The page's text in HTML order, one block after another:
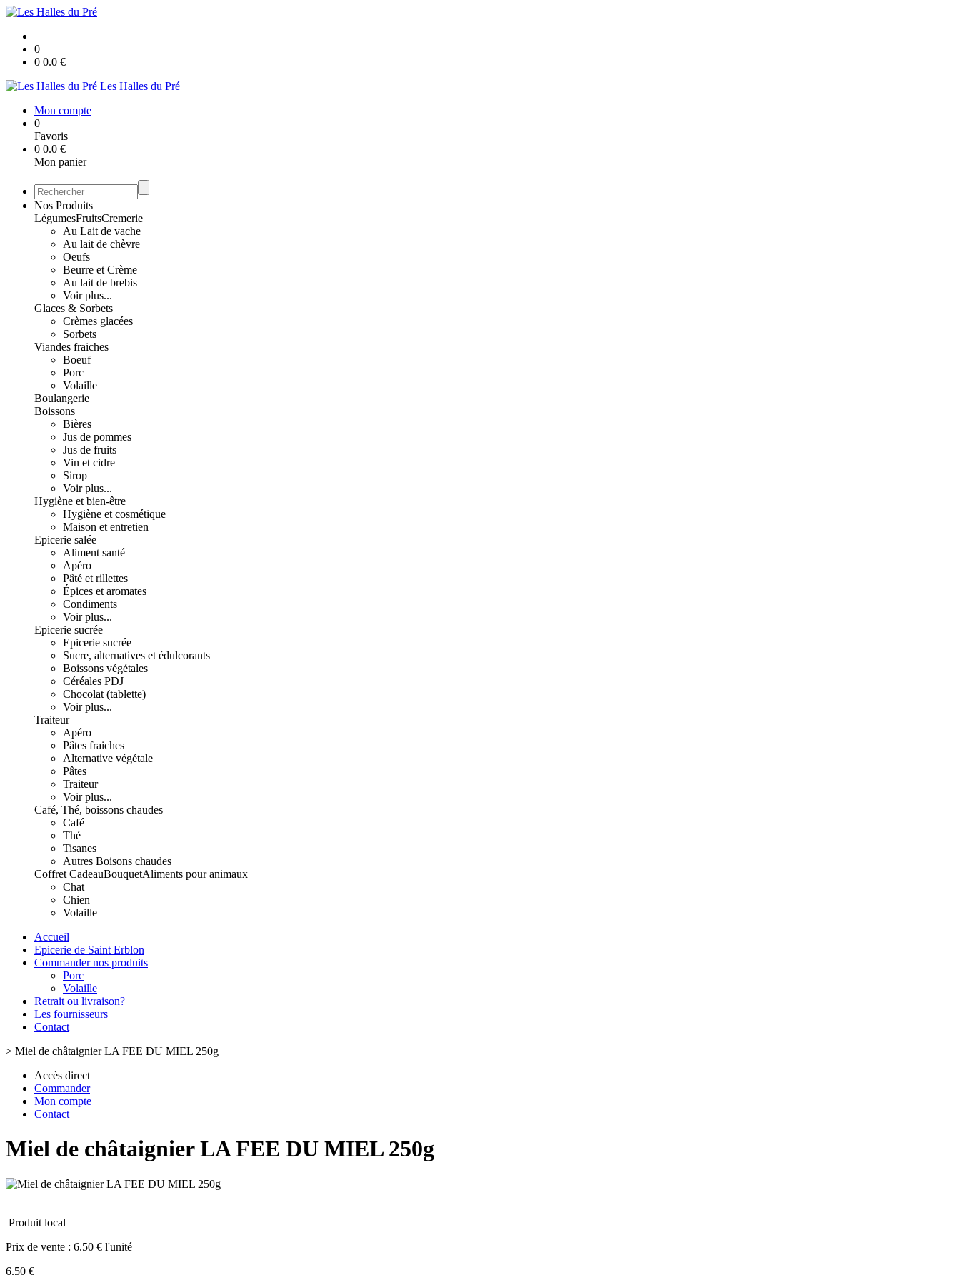
0
0 0.0 €
Les Halles du Pré
Mon compte
0
Favoris
0 0.0 €
Mon panier
Nos Produits
LégumesFruitsCremerie
Au Lait de vache
Au lait de chèvre
Oeufs
Beurre et Crème
Au lait de brebis
Voir plus...
Glaces & Sorbets
Crèmes glacées
Sorbets
Viandes fraiches
Boeuf
Porc
Volaille
Boulangerie
Boissons
Bières
Jus de pommes
Jus de fruits
Vin et cidre
Sirop
Voir plus...
Hygiène et bien-être
Hygiène et cosmétique
Maison et entretien
Epicerie salée
Aliment santé
Apéro
Pâté et rillettes
Épices et aromates
Condiments
Voir plus...
Epicerie sucrée
Epicerie sucrée
Sucre, alternatives et édulcorants
Boissons végétales
Céréales PDJ
Chocolat (tablette)
Voir plus...
Traiteur
Apéro
Pâtes fraiches
Alternative végétale
Pâtes
Traiteur
Voir plus...
Café, Thé, boissons chaudes
Café
Thé
Tisanes
Autres Boisons chaudes
Coffret CadeauBouquetAliments pour animaux
Chat
Chien
Volaille
Accueil
Epicerie de Saint Erblon
Commander nos produits
Porc
Volaille
Retrait ou livraison?
Les fournisseurs
Contact
> Miel de châtaignier LA FEE DU MIEL 250g
Accès direct
Commander
Mon compte
Contact
Miel de châtaignier LA FEE DU MIEL 250g
Produit local
Prix de vente : 6.50 € l'unité
6.50 €